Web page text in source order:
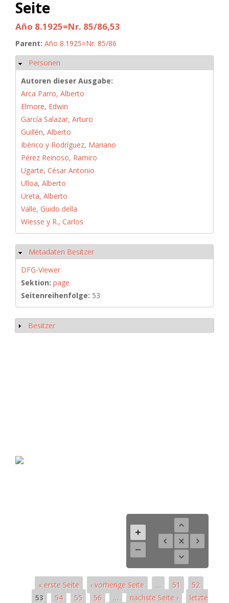
Seite
Año 8.1925=Nr. 85/86,53
Parent: Año 8.1925=Nr. 85/86
Ausblenden
Personen
Autoren dieser Ausgabe:
Arca Parro, Alberto
Elmore, Edwin
García Salazar, Arturo
Guillén, Alberto
Ibérico y Rodríguez, Mariano
Pérez Reinoso, Ramiro
Ugarte, César Antonio
Ulloa, Alberto
Ureta, Alberto
Valle, Guido della
Wiesse y R., Carlos
Ausblenden
Metadaten Besitzer
DFG-Viewer
Sektion: page
Seitenreihenfolge: 53
Anzeigen
Besitzer
« erste Seite ‹ vorherige Seite … 51
52
53
54 55 56 … nächste Seite ›
letzte